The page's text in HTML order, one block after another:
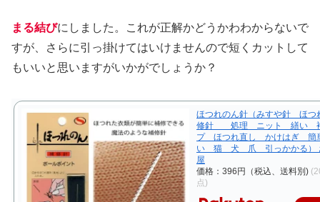
まる結びにしました。これが正解かどうかわわからないで
すが、さらに引っ掛けてはいけませんので短くカットして
もいいと思いますがいかがでしょうか？
ほつれのん針（みすや針 ほ
修針 処理 ニット 繕い
プ ほつれ直し かけはぎ 簡
い 猫 犬 爪 引っかかる）
屋
価格：396円（税込、送料別)
点)